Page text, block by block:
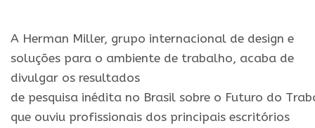
A Herman Miller, grupo internacional de design e
soluções para o ambiente de trabalho, acaba de
divulgar os resultados
de pesquisa inédita no Brasil sobre o Futuro do
que ouviu profissionais dos principais escritórios